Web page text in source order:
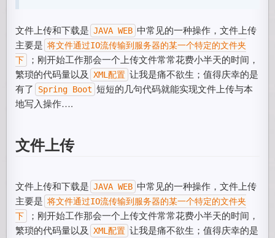
文件上传和下载是 JAVA WEB 中常见的一种操作，文件上传
主要是 将文件通过IO流传输到服务器的某一个特定的文件夹
下
；刚开始工作那会一个上传文件常常花费小半天的时间，
繁琐的代码量以及
XML配置 让我是痛不欲生；值得庆幸的是
有了
Spring Boot 短短的几句代码就能实现文件上传与本
地写入操作….
文件上传
文件上传和下载是 JAVA WEB 中常见的一种操作，文件上传
主要是 将文件通过IO流传输到服务器的某一个特定的文件夹
下
；刚开始工作那会一个上传文件常常花费小半天的时间，
繁琐的代码量以及
XML配置 让我是痛不欲生；值得庆幸的是